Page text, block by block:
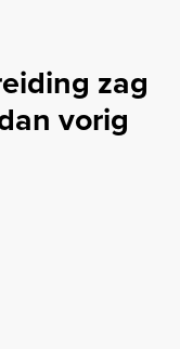
zag
vorig